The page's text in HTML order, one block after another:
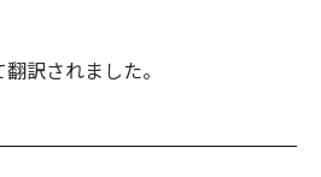
訳されました。